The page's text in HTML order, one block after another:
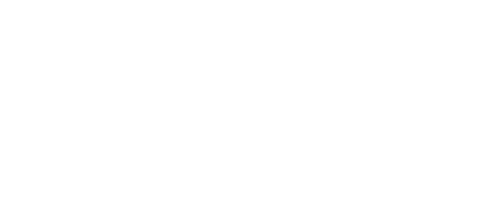
em Dependência de álcool